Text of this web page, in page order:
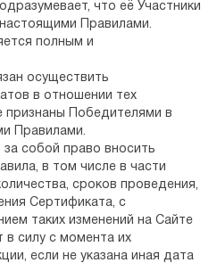
что её Участники
Правилами.
полным и
осуществить
в отношении тех
признаны Победителями в
Правилами.
за собой право вносить
в том числе в части
сроков проведения,
Сертификата, с
таких изменений на Сайте
в силу с момента их
если не указана иная дата